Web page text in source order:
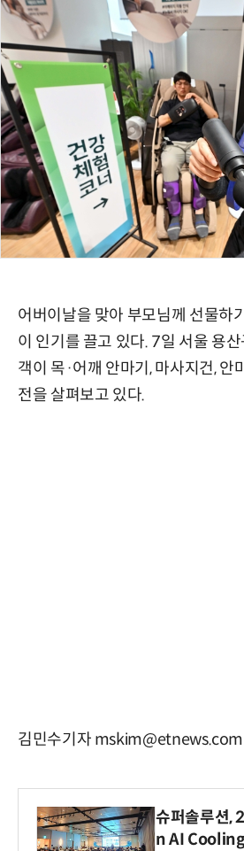
어버이날을 맞아 부모님께 선물하
이 인기를 끌고 있다. 7일 서울 용
객이 목·어깨 안마기, 마사지건, 안
전을 살펴보고 있다.
김민수기자 mskim@etnews.com
슈퍼솔루션,
n AI